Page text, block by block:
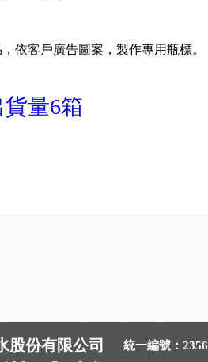
依客戶廣告圖案，製作專用瓶標。
量6箱
股份有限公司 統一編號：